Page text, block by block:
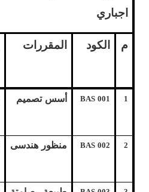
اجباري
م الكود المقررات
1
BAS 001 أسس تصميم
2
BAS 002 منظور هندسى